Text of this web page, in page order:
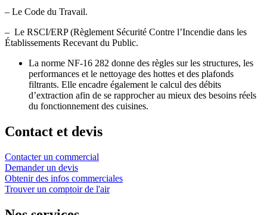
– Le Code du Travail.
– Le RSCI/ERP (Règlement Sécurité Contre l’Incendie dans les
Établissements Recevant du Public.
La norme NF-16 282 donne des règles sur les structures, les
performances et le nettoyage des hottes et des plafonds
filtrants. Elle encadre également le calcul des débits
d’extraction afin de se rapprocher au mieux des besoins réels
du fonctionnement des cuisines.
Contact et devis
Contacter un commercial
Demander un devis
Obtenir des infos commerciales
Trouver un comptoir de l'air